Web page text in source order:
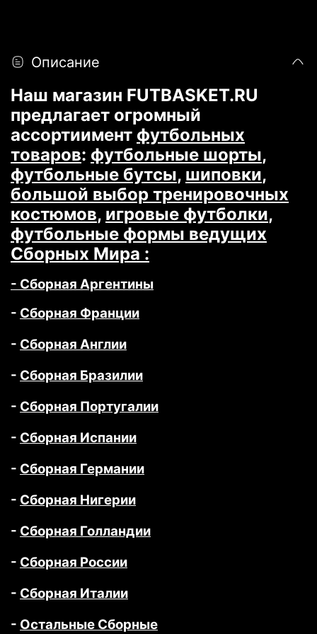
Описание
Наш магазин FUTBASKET.RU
предлагает огромный
ассортиимент футбольных
товаров: футбольные шорты,
футбольные бутсы, шиповки,
большой выбор тренировочных
костюмов, игровые футболки,
футбольные формы ведущих
Сборных Мира :
- Сборная Аргентины
- Сборная Франции
- Сборная Англии
- Сборная Бразилии
- Сборная Португалии
- Сборная Испании
- Сборная Германии
- Сборная Нигерии
- Сборная Голландии
- Сборная России
- Сборная Италии
- Остальные Сборные